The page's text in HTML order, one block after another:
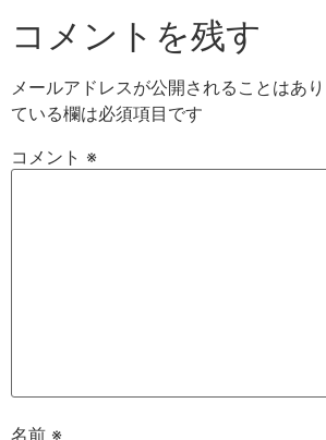
コメントを残す
メールアドレスが公開されることはあり
ている欄は必須項目です
コメント ※
名前 ※